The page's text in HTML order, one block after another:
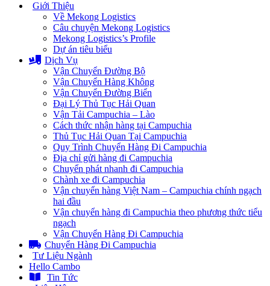
Giới Thiệu
Về Mekong Logistics
Câu chuyện Mekong Logistics
Mekong Logistics’s Profile
Dự án tiêu biểu
Dịch Vụ
Vận Chuyển Đường Bộ
Vận Chuyển Hàng Không
Vận Chuyển Đường Biển
Đại Lý Thủ Tục Hải Quan
Vận Tải Campuchia – Lào
Cách thức nhận hàng tại Campuchia
Thủ Tục Hải Quan Tại Campuchia
Quy Trình Chuyển Hàng Đi Campuchia
Địa chỉ gửi hàng đi Campuchia
Chuyển phát nhanh đi Campuchia
Chành xe đi Campuchia
Vận chuyển hàng Việt Nam – Campuchia chính ngạch
hai đầu
Vận chuyển hàng đi Campuchia theo phương thức tiểu
ngạch
Vận Chuyển Hàng Đi Campuchia
Chuyển Hàng Đi Campuchia
Tư Liệu Ngành
Hello Cambo
Tin Tức